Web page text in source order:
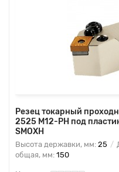
Резец токарный
2525 M12-PH под
SMOXH
Высота державки, мм: 25
общая, мм: 150